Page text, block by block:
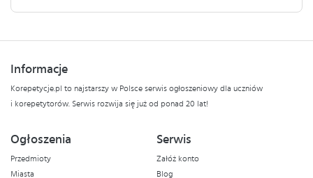
Informacje
Korepetycje.pl to najstarszy w Polsce serwis ogłoszeniowy dla uczniów
i korepetytorów. Serwis rozwija się już od ponad 20 lat!
Ogłoszenia
Przedmioty
Miasta
Serwis
Załóż konto
Blog